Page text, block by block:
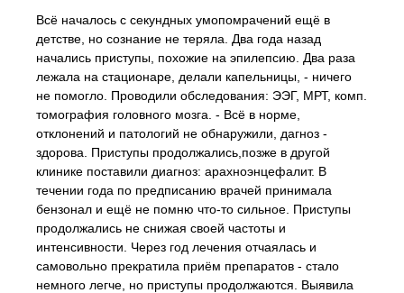
Всё началось с секундных умопомрачений ещё в
детстве, но сознание не теряла. Два года назад
начались приступы, похожие на эпилепсию. Два раза
лежала на стационаре, делали капельницы, - ничего
не помогло. Проводили обследования: ЭЭГ, МРТ, комп.
томография головного мозга. - Всё в норме,
отклонений и патологий не обнаружили, дагноз -
здорова. Приступы продолжались,позже в другой
клинике поставили диагноз: арахноэнцефалит. В
течении года по предписанию врачей принимала
бензонал и ещё не помню что-то сильное. Приступы
продолжались не снижая своей частоты и
интенсивности. Через год лечения отчаялась и
самовольно прекратила приём препаратов - стало
немного легче, но приступы продолжаются. Выявила